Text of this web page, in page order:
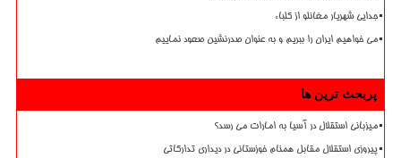
جدایی شهریار مغانلو از کلباء
می خواهیم ایران را ببریم و به عنوان صدرنشین صعود نماییم
پربحث ترین ها
میزبانی استقلال در آسیا به امارات می رسد؟
پیروزی استقلال مقابل همنام خوزستانی در دیداری تدارکاتی